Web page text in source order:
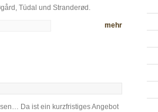
Tüdal und Stranderød.
mehr
Da ist ein kurzfristiges Angebot